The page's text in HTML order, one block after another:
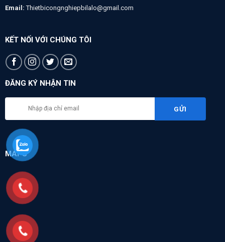
Email: Thietbicongnghiepbilalo@gmail.com
KẾT NỐI VỚI CHÚNG TÔI
ĐĂNG KÝ NHẬN TIN
MAPS